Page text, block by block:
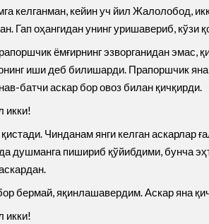
келганман, кейин уч йил Жалолобод,
Гап оҳангидан унинг уришавериб, кўзи
ёмғирнинг эзворганидан эмас,
иши деб билишарди. Прапоршчик
батчи аскар бор овоз билан қичқирди.
икки!
Чинданам янги келган
душманга пишириб қўйибдими, бунча
бермай, яқинлашавердим. Аскар яна
икки!